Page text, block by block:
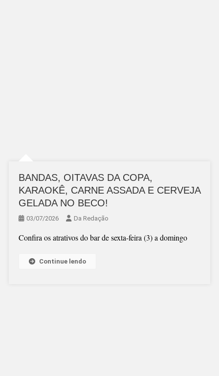
BANDAS, OITAVAS DA COPA,
KARAOKÊ, CARNE ASSADA E CERVEJA
GELADA NO BECO!
03/07/2026 Da Redação
Confira os atrativos do bar de sexta-feira (3) a domingo
Continue lendo